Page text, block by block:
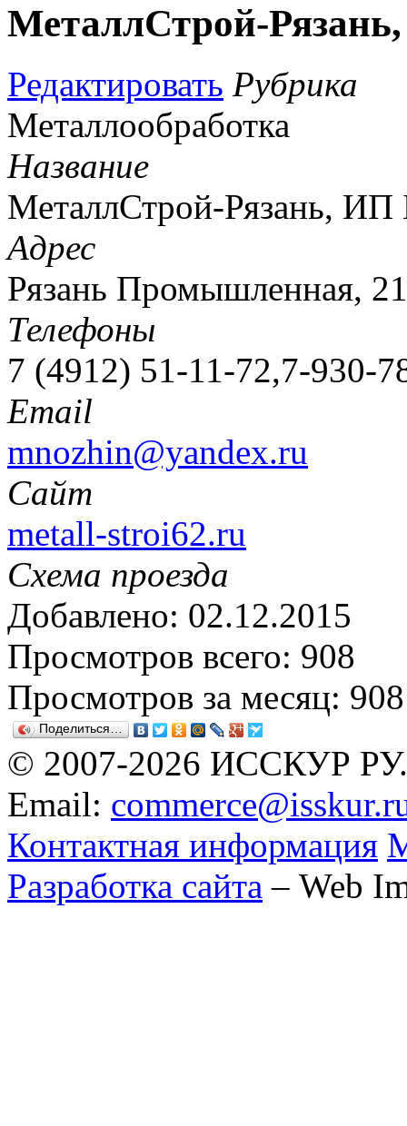
МеталлСтрой-
Редактировать Рубрика
Металлообработка
Название
МеталлСтрой-Рязань,
Адрес
Рязань Промышленная,
Телефоны
7 (4912) 51-11-72,7-930-
Email
mnozhin@yandex.ru
Сайт
metall-stroi62.ru
Схема проезда
Добавлено: 02.12.2015
Просмотров всего: 908
Просмотров за месяц: 908
Поделиться…
© 2007-2026 ИССКУР РУ.
Email:
Контактная информация
Разработка сайта – Web